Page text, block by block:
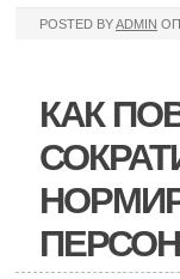
POSTED BYADMIN
КАК